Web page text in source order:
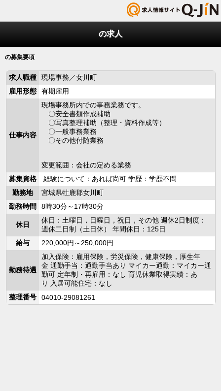
の求人
の募集要項
求人職種
現場事務／女川町
雇用形態
有期雇用
仕事内容
現場事務所内での事務業務です。
〇安全書類作成補助
〇写真整理補助（整理・資料作成等）
〇一般事務業務
〇その他付随業務
変更範囲：会社の定める業務
募集資格
経験について：あれば尚可 学歴：学歴不問
勤務地
宮城県牡鹿郡女川町
勤務時間
8時30分～17時30分
休日
休日：土曜日，日曜日，祝日，その他 週休2日制度：
週休二日制（土日休） 年間休日：125日
給与
220,000円～250,000円
勤務待遇
加入保険：雇用保険，労災保険，健康保険，厚生年
金 通勤手当：通勤手当あり マイカー通勤：マイカー通
勤可 定年制・再雇用：なし 育児休業取得実績：あ
り 入居可能住宅：なし
整理番号
04010-29081261